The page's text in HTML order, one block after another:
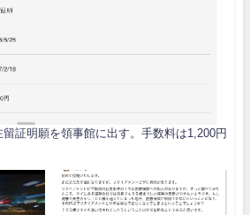
証明願を領事館に出す。手数料は1,200円